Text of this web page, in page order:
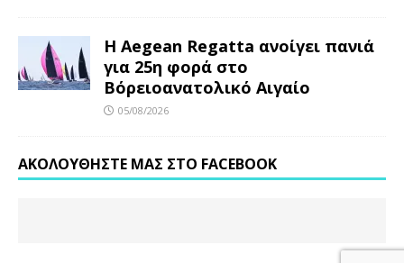
Η Aegean Regatta ανοίγει πανιά
για 25η φορά στο
Βόρειοανατολικό Αιγαίο
05/08/2026
ΑΚΟΛΟΥΘΉΣΤΕ ΜΑΣ ΣΤΟ FACEBOOK